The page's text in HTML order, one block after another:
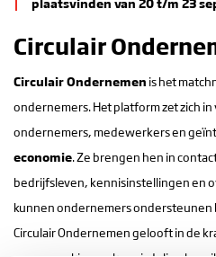
Circulair
Circulair Ondernemen is het
ondernemers. Het platform zet zich
ondernemers, medewerkers en
economie. Ze brengen hen in
bedrijfsleven, kennisinstellingen en
kunnen ondernemers ondersteunen
Circulair Ondernemen gelooft in de